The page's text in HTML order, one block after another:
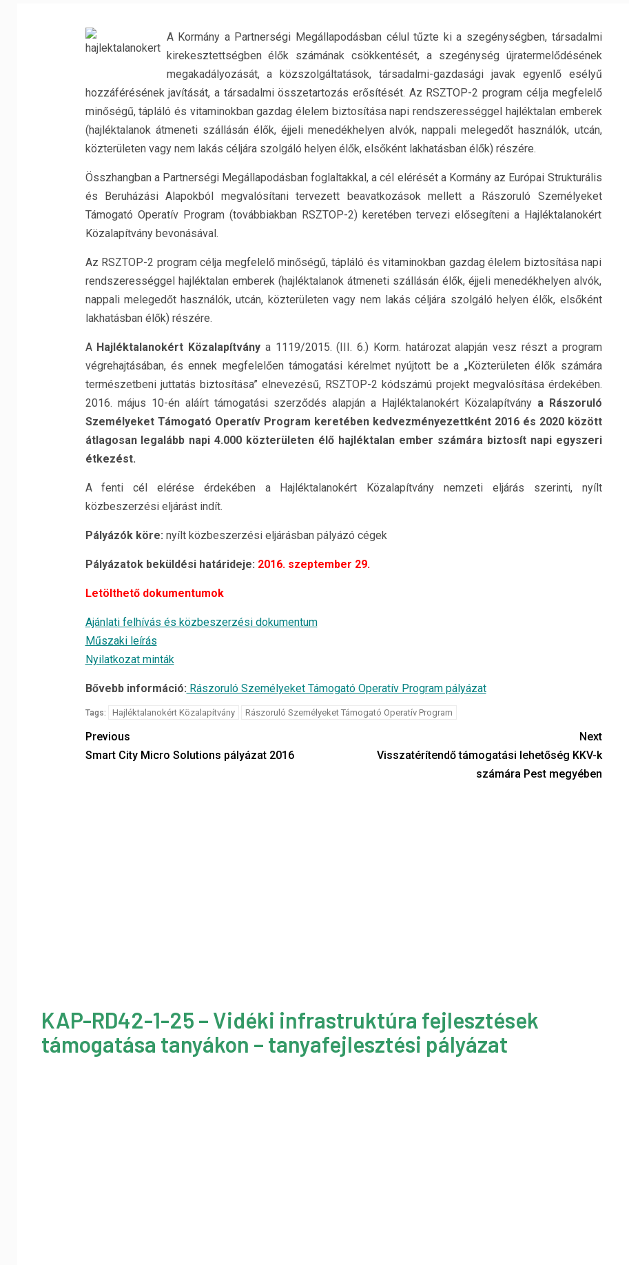
A Kormány a Partnerségi Megállapodásban célul tűzte ki a szegénységben, társadalmi
kirekesztettségben élők számának csökkentését, a szegénység újratermelődésének
megakadályozását, a közszolgáltatások, társadalmi-gazdasági javak egyenlő esélyű
hozzáférésének javítását, a társadalmi összetartozás erősítését. Az RSZTOP-2 program célja megfelelő
minőségű, tápláló és vitaminokban gazdag élelem biztosítása napi rendszerességgel hajléktalan emberek
(hajléktalanok átmeneti szállásán élők, éjjeli menedékhelyen alvók, nappali melegedőt használók, utcán,
közterületen vagy nem lakás céljára szolgáló helyen élők, elsőként lakhatásban élők) részére.
Összhangban a Partnerségi Megállapodásban foglaltakkal, a cél elérését a Kormány az Európai Strukturális
és Beruházási Alapokból megvalósítani tervezett beavatkozások mellett a Rászoruló Személyeket
Támogató Operatív Program (továbbiakban RSZTOP-2) keretében tervezi elősegíteni a Hajléktalanokért
Közalapítvány bevonásával.
Az RSZTOP-2 program célja megfelelő minőségű, tápláló és vitaminokban gazdag élelem biztosítása napi
rendszerességgel hajléktalan emberek (hajléktalanok átmeneti szállásán élők, éjjeli menedékhelyen alvók,
nappali melegedőt használók, utcán, közterületen vagy nem lakás céljára szolgáló helyen élők, elsőként
lakhatásban élők) részére.
A Hajléktalanokért Közalapítvány a 1119/2015. (III. 6.) Korm. határozat alapján vesz részt a program
végrehajtásában, és ennek megfelelően támogatási kérelmet nyújtott be a „Közterületen élők számára
természetbeni juttatás biztosítása” elnevezésű, RSZTOP-2 kódszámú projekt megvalósítása érdekében.
2016. május 10-én aláírt támogatási szerződés alapján a Hajléktalanokért Közalapítvány a Rászoruló
Személyeket Támogató Operatív Program keretében kedvezményezettként 2016 és 2020 között
átlagosan legalább napi 4.000 közterületen élő hajléktalan ember számára biztosít napi egyszeri
étkezést.
A fenti cél elérése érdekében a Hajléktalanokért Közalapítvány nemzeti eljárás szerinti, nyílt
közbeszerzési eljárást indít.
Pályázók köre: nyílt közbeszerzési eljárásban pályázó cégek
Pályázatok beküldési határideje: 2016. szeptember 29.
Letölthető dokumentumok
Ajánlati felhívás és közbeszerzési dokumentum
Műszaki leírás
Nyilatkozat minták
Bővebb információ: Rászoruló Személyeket Támogató Operatív Program pályázat
Tags: Hajléktalanokért Közalapítvány Rászoruló Személyeket Támogató Operatív Program
Previous
Smart City Micro Solutions pályázat 2016
Next
Visszatérítendő támogatási lehetőség KKV-k
számára Pest megyében
KAP-RD42-1-25 – Vidéki infrastruktúra fejlesztések
támogatása tanyákon – tanyafejlesztési pályázat